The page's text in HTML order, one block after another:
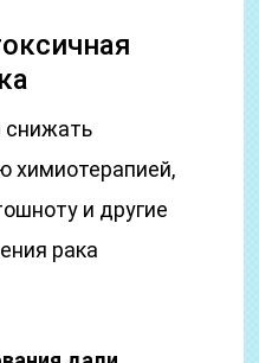
снижать
химиотерапией,
и другие
рака